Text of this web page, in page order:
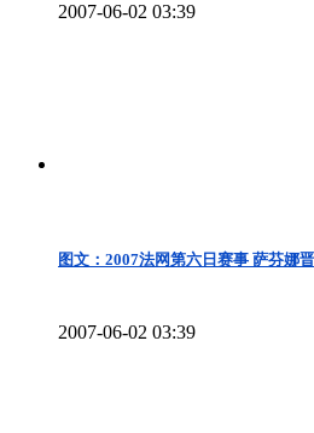
2007-06-02 03:39
图文：2007法网第六日赛事 萨芬娜
2007-06-02 03:39